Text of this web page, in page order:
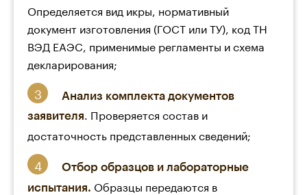
Определяется вид икры, нормативный
документ изготовления (ГОСТ или ТУ), код ТН
ВЭД ЕАЭС, применимые регламенты и схема
декларирования;
Анализ комплекта документов
заявителя. Проверяется состав и
достаточность представленных сведений;
Отбор образцов и лабораторные
испытания. Образцы передаются в